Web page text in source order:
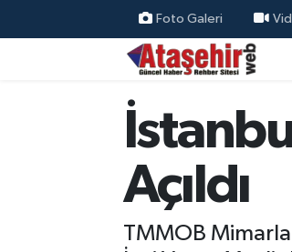
Foto Galeri
Açıldı
TMMOB
Hava Durumu
Trafik Durumu
Süper Lig Puan Durumu ve Fikstür